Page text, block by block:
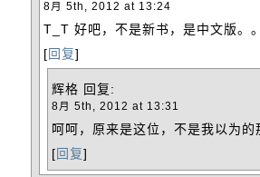
8月 5th, 2012 at 13:24
T_T 好吧，不是新书，是中文版。
[回复]
辉格 回复:
8月 5th, 2012 at 13:31
呵呵，原来是这位，不是我以为的
[回复]